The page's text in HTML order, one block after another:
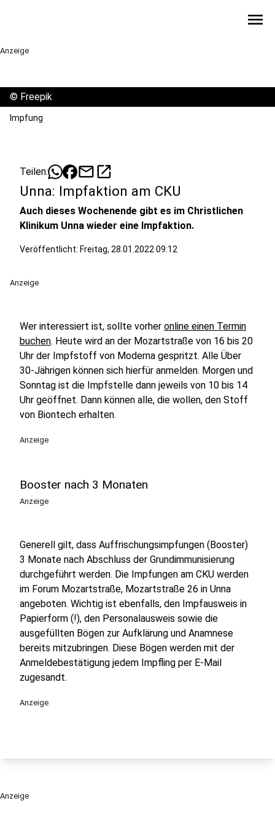
menu
Anzeige
© Freepik
Impfung
Teilen: mailopen_in_new
Unna: Impfaktion am CKU
Auch dieses Wochenende gibt es im Christlichen
Klinikum Unna wieder eine Impfaktion.
Veröffentlicht: Freitag, 28.01.2022 09:12
Anzeige
Wer interessiert ist, sollte vorher online einen Termin
buchen. Heute wird an der Mozartstraße von 16 bis 20
Uhr der Impfstoff von Moderna gespritzt. Alle Über
30-Jährigen können sich hierfür anmelden. Morgen und
Sonntag ist die Impfstelle dann jeweils von 10 bis 14
Uhr geöffnet. Dann können alle, die wollen, den Stoff
von Biontech erhalten.
Anzeige
Booster nach 3 Monaten
Anzeige
Generell gilt, dass Auffrischungsimpfungen (Booster)
3 Monate nach Abschluss der Grundimmunisierung
durchgeführt werden. Die Impfungen am CKU werden
im Forum Mozartstraße, Mozartstraße 26 in Unna
angeboten. Wichtig ist ebenfalls, den Impfausweis in
Papierform (!), den Personalausweis sowie die
ausgefüllten Bögen zur Aufklärung und Anamnese
bereits mitzubringen. Diese Bögen werden mit der
Anmeldebestätigung jedem Impfling per E-Mail
zugesandt.
Anzeige
Anzeige